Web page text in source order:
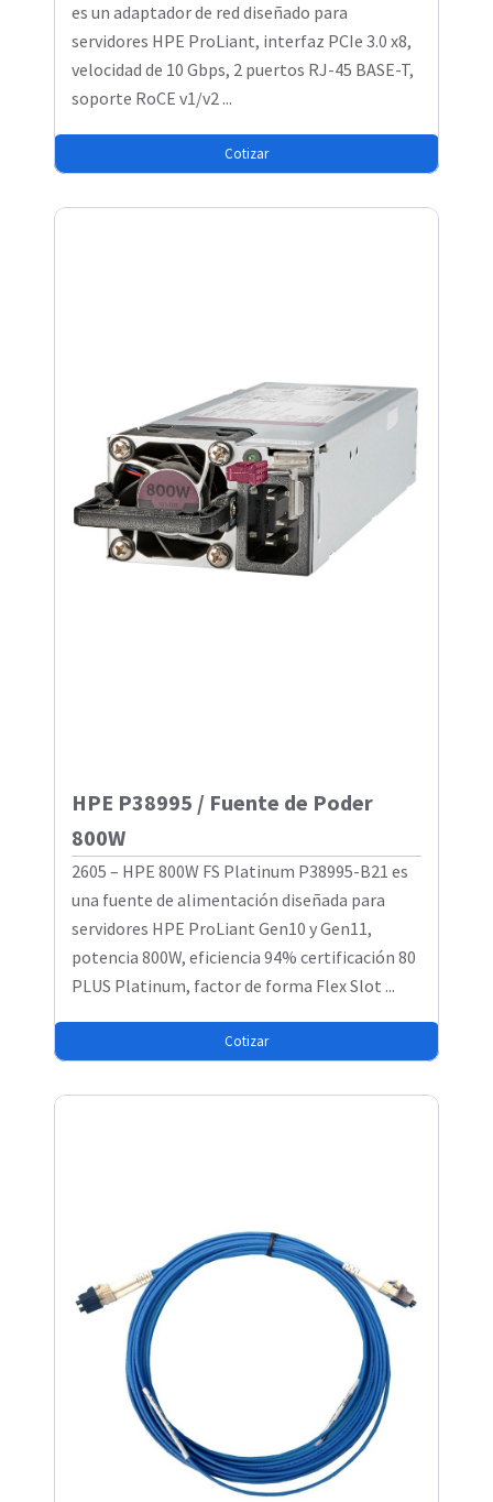
es un adaptador de red diseñado para
servidores HPE ProLiant, interfaz PCIe 3.0 x8,
velocidad de 10 Gbps, 2 puertos RJ-45 BASE-T,
soporte RoCE v1/v2 ...
Cotizar
HPE P38995 / Fuente de Poder
800W
2605 – HPE 800W FS Platinum P38995-B21 es
una fuente de alimentación diseñada para
servidores HPE ProLiant Gen10 y Gen11,
potencia 800W, eficiencia 94% certificación 80
PLUS Platinum, factor de forma Flex Slot ...
Cotizar